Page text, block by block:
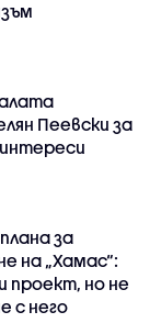
Пеевски за
за
на „Хамас“:
проект, но не
с него